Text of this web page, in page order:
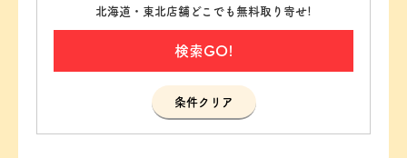
北海道・東北店舗どこでも無料取り寄せ!
検索GO!
条件クリア